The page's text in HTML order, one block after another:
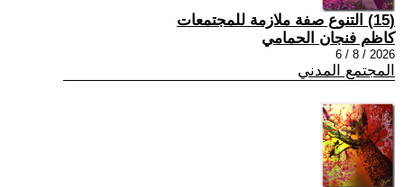
(15) التنوع صفة ملازمة للمجتمعات
كاظم فنجان الحمامي
2026 / 8 / 6
المجتمع المدني